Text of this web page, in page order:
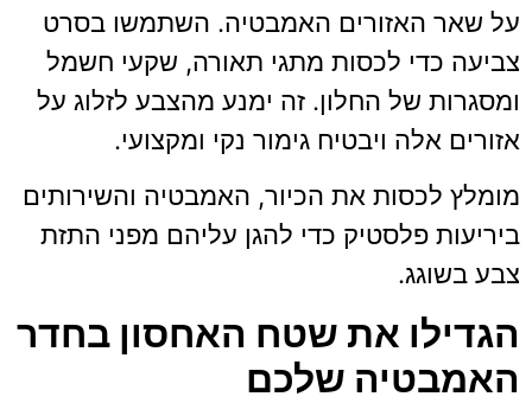
על שאר האזורים האמבטיה. השתמשו בסרט
צביעה כדי לכסות מתגי תאורה, שקעי חשמל
ומסגרות של החלון. זה ימנע מהצבע לזלוג על
אזורים אלה ויבטיח גימור נקי ומקצועי.
מומלץ לכסות את הכיור, האמבטיה והשירותים
ביריעות פלסטיק כדי להגן עליהם מפני התזת
צבע בשוגג.
הגדילו את שטח האחסון בחדר
האמבטיה שלכם